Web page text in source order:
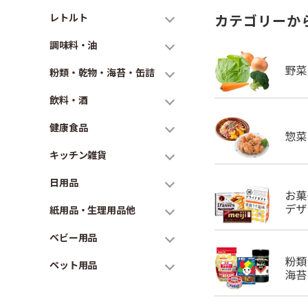
レトルト
調味料・油
粉類・乾物・海苔・缶詰
飲料・酒
健康食品
キッチン雑貨
日用品
紙用品・生理用品他
ベビー用品
ペット用品
カテゴリーか